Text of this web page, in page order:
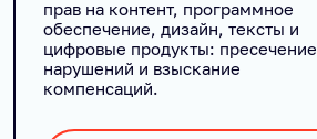
прав на контент, программное
обеспечение, дизайн, тексты и
цифровые продукты: пресечение
нарушений и взыскание
компенсаций.